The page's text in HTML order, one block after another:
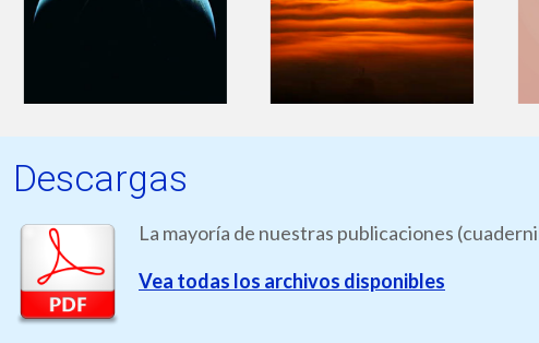
Descargas
La mayoría de nuestras publicaciones
Vea todas los archivos disponibles